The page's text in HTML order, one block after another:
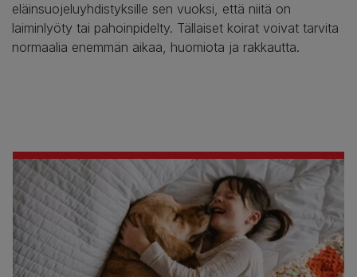
eläinsuojeluyhdistyksille sen vuoksi, että niitä on
laiminlyöty tai pahoinpidelty. Tällaiset koirat voivat tarvita
normaalia enemmän aikaa, huomiota ja rakkautta.